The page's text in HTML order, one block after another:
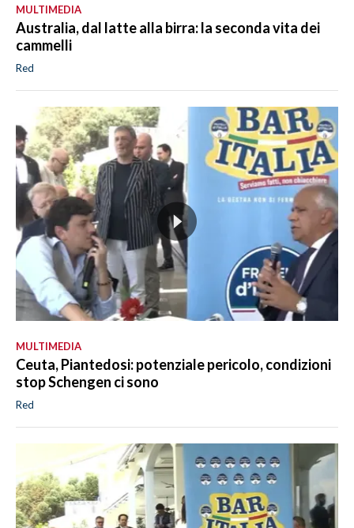
MULTIMEDIA
Australia, dal latte alla birra: la seconda vita dei
cammelli
Red
MULTIMEDIA
Ceuta, Piantedosi: potenziale pericolo, condizioni
stop Schengen ci sono
Red